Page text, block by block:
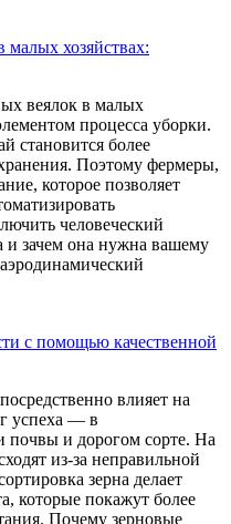
малых хозяйствах:
веялок в малых
процесса уборки.
становится более
Поэтому фермеры,
которое позволяет
человеческий
и зачем она нужна вашему
с помощью качественной
влияет на
успеха — в
почвы и дорогом сорте. На
из-за неправильной
зерна делает
которые покажут более
Почему зерновые